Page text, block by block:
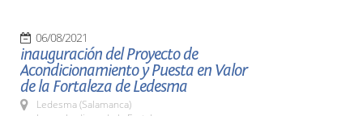
06/08/2021
inauguración del Proyecto de
Acondicionamiento y Puesta en Valor
de la Fortaleza de Ledesma
Ledesma (Salamanca)